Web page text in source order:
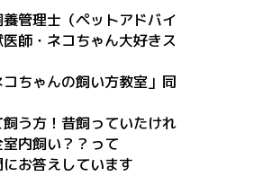
管理士（ペットアドバイ
師・ネコちゃん大好きス
ちゃんの飼い方教室 」同
う方！昔飼っていたけれ
内飼い？？って
お答えしています